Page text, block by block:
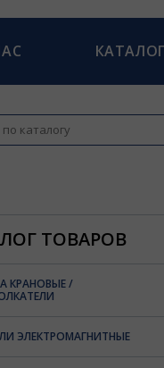
ТОВАРОВ
КРАНОВЫЕ /
ЭЛЕКТРОМАГНИТНЫЕ